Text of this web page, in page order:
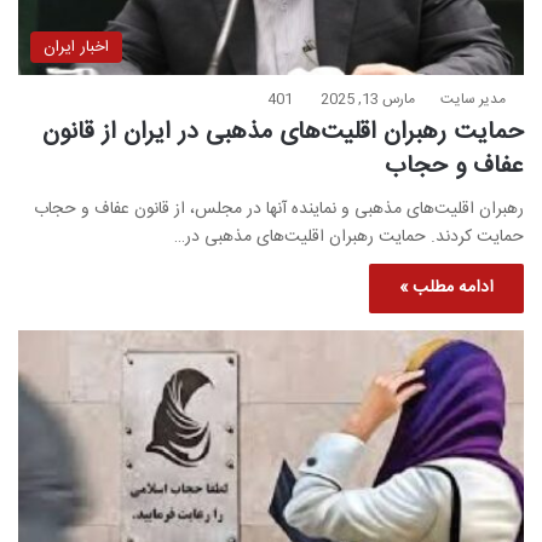
اخبار ایران
مدیر سایت مارس 13, 2025 401
حمایت رهبران اقلیت‌های مذهبی در ایران از قانون
عفاف و حجاب
رهبران اقلیت‌های مذهبی و نماینده آنها در مجلس، از قانون عفاف و حجاب
حمایت کردند. حمایت رهبران اقلیت‌های مذهبی در…
ادامه مطلب »